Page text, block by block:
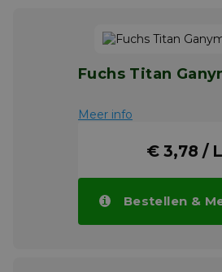
Fuchs Titan
Meer info
€ 3,78 / L
Bestellen &